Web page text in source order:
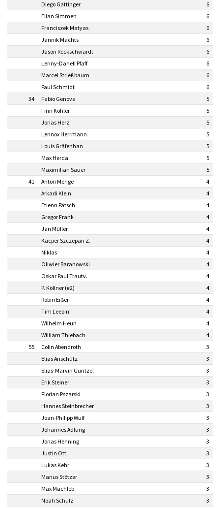
Diego Gattinger
6
Elian Simmen
6
Franciszek Matyas.
6
Jannik Machts
6
Jason Reckschwardt
6
Lenny-Danell Pfaff
6
Marcel Strießbaum
6
Paul Schmidt
6
34
Fabio Genova
5
Finn Köhler
5
Jonas Herz
5
Lennox Herrmann
5
Louis Gräfenhan
5
Max Herda
5
Maximilian Sauer
5
41
Anton Menge
4
Arkadi Klein
4
Etienn Pätsch
4
Gregor Frank
4
Jan Müller
4
Kacper Szczepan Z.
4
Niklas
4
Oliwier Baranowski
4
Oskar Paul Trautv.
4
P. Köllner (#2)
4
Robin Eißer
4
Tim Leepin
4
Wilhelm Heun
4
William Thiebach
4
55
Colin Abendroth
3
Elias Anschütz
3
Elias-Marvin Güntzel
3
Erik Steiner
3
Florian Pszarski
3
Hannes Steinbrecher
3
Jean-Philipp Wulf
3
Johannes Adlung
3
Jonas Henning
3
Justin Ott
3
Lukas Kehr
3
Marius Stötzer
3
Max Machleb
3
Noah Schulz
3